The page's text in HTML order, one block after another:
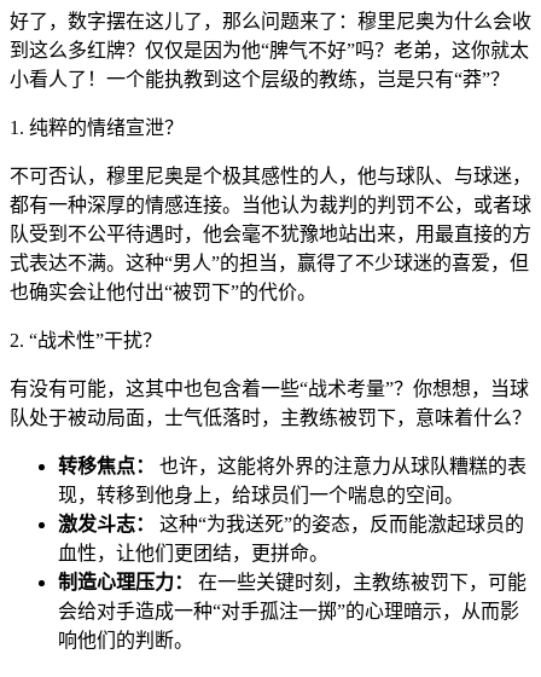
好了，数字摆在这儿了，那么问题来了：穆里尼奥为什么会收
到这么多红牌？仅仅是因为他“脾气不好”吗？老弟，这你就太
小看人了！一个能执教到这个层级的教练，岂是只有“莽”？
1. 纯粹的情绪宣泄？
不可否认，穆里尼奥是个极其感性的人，他与球队、与球迷，
都有一种深厚的情感连接。当他认为裁判的判罚不公，或者球
队受到不公平待遇时，他会毫不犹豫地站出来，用最直接的方
式表达不满。这种“男人”的担当，赢得了不少球迷的喜爱，但
也确实会让他付出“被罚下”的代价。
2. “战术性”干扰？
有没有可能，这其中也包含着一些“战术考量”？你想想，当球
队处于被动局面，士气低落时，主教练被罚下，意味着什么？
转移焦点：
也许，这能将外界的注意力从球队糟糕的表
现，转移到他身上，给球员们一个喘息的空间。
激发斗志：
这种“为我送死”的姿态，反而能激起球员的
血性，让他们更团结，更拼命。
制造心理压力：
在一些关键时刻，主教练被罚下，可能
会给对手造成一种“对手孤注一掷”的心理暗示，从而影
响他们的判断。